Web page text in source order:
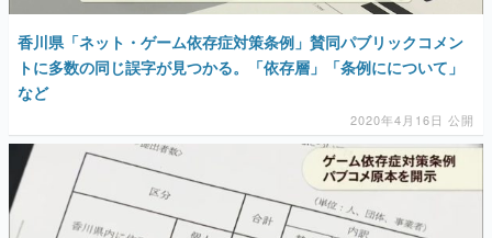
香川県「ネット・ゲーム依存症対策条例」賛同パブリックコメン
トに多数の同じ誤字が見つかる。「依存層」「条例にについて」
など
2020年4月16日 公開